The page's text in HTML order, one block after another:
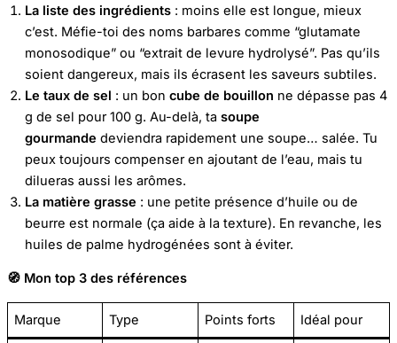
La liste des ingrédients : moins elle est longue, mieux
c’est. Méfie-toi des noms barbares comme “glutamate
monosodique” ou “extrait de levure hydrolysé”. Pas qu’ils
soient dangereux, mais ils écrasent les saveurs subtiles.
Le taux de sel : un bon cube de bouillon ne dépasse pas 4
g de sel pour 100 g. Au-delà, ta soupe
gourmande deviendra rapidement une soupe… salée. Tu
peux toujours compenser en ajoutant de l’eau, mais tu
dilueras aussi les arômes.
La matière grasse : une petite présence d’huile ou de
beurre est normale (ça aide à la texture). En revanche, les
huiles de palme hydrogénées sont à éviter.
🧭 Mon top 3 des références
Marque Type Points forts Idéal pour